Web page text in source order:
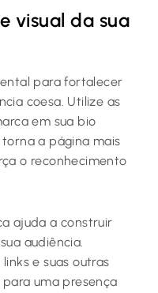
visual da sua
para fortalecer
coesa. Utilize as
em sua bio
a página mais
o reconhecimento
ajuda a construir
audiência.
e suas outras
uma presença